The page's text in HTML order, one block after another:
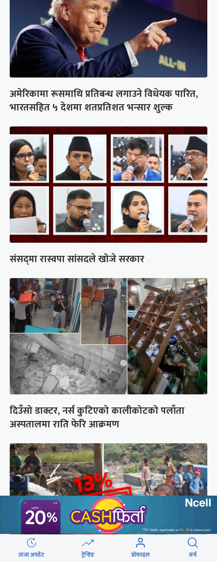
अमेरिकामा रूसमाथि प्रतिबन्ध लगाउने विधेयक पारित,
भारतसहित ५ देशमा शतप्रतिशत भन्सार शुल्क
संसद्‍मा रास्वपा सांसदले खोजे सरकार
दिउँसो डाक्टर, नर्स कुटिएको कालीकोटको पलाँता
अस्पतालमा राति फेरि आक्रमण
ताजा अपडेट ट्रेन्डिङ प्रोफाइल सर्च